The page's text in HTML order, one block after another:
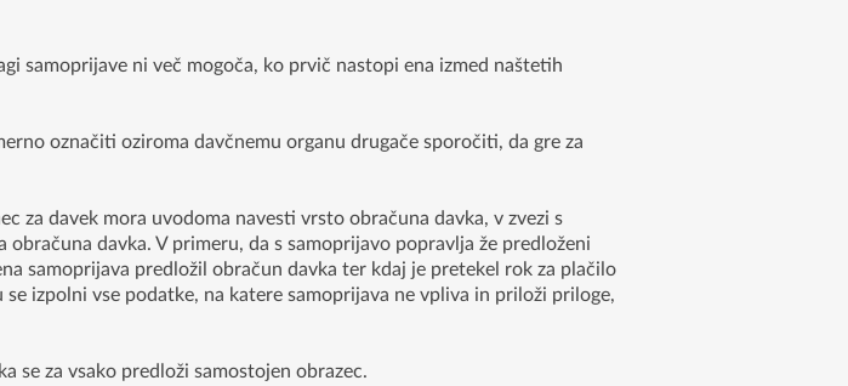
samoprijave ni več mogoča, ko prvič nastopi ena izmed naštetih
označiti oziroma davčnemu organu drugače sporočiti, da gre za
za davek mora uvodoma navesti vrsto obračuna davka, v zvezi s
davka. V primeru, da s samoprijavo popravlja že predloženi
samoprijava predložil obračun davka ter kdaj je pretekel rok za plačilo
izpolni vse podatke, na katere samoprijava ne vpliva in priloži priloge,
se za vsako predloži samostojen obrazec.